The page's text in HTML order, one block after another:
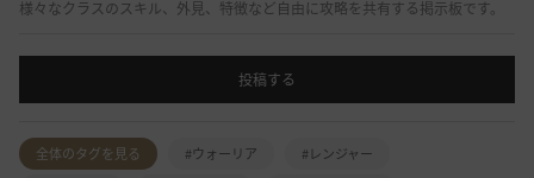
様々なクラスのスキル、外見、特徴など自由に攻略を共有する掲示板です。
投稿する
全体のタグを見る #ウォーリア
#レンジャー